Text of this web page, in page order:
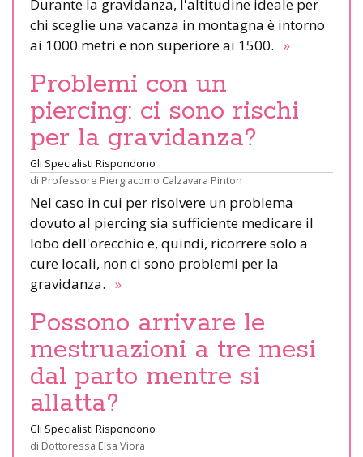
Durante la gravidanza, l'altitudine ideale per
chi sceglie una vacanza in montagna è intorno
ai 1000 metri e non superiore ai 1500. »
Problemi con un
piercing: ci sono rischi
per la gravidanza?
Gli Specialisti Rispondono
di Professore Piergiacomo Calzavara Pinton
Nel caso in cui per risolvere un problema
dovuto al piercing sia sufficiente medicare il
lobo dell'orecchio e, quindi, ricorrere solo a
cure locali, non ci sono problemi per la
gravidanza. »
Possono arrivare le
mestruazioni a tre mesi
dal parto mentre si
allatta?
Gli Specialisti Rispondono
di Dottoressa Elsa Viora